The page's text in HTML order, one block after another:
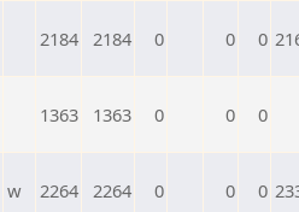
2184 2184 0 0 0
1363 1363 0 0 0
w 2264 2264 0 0 0